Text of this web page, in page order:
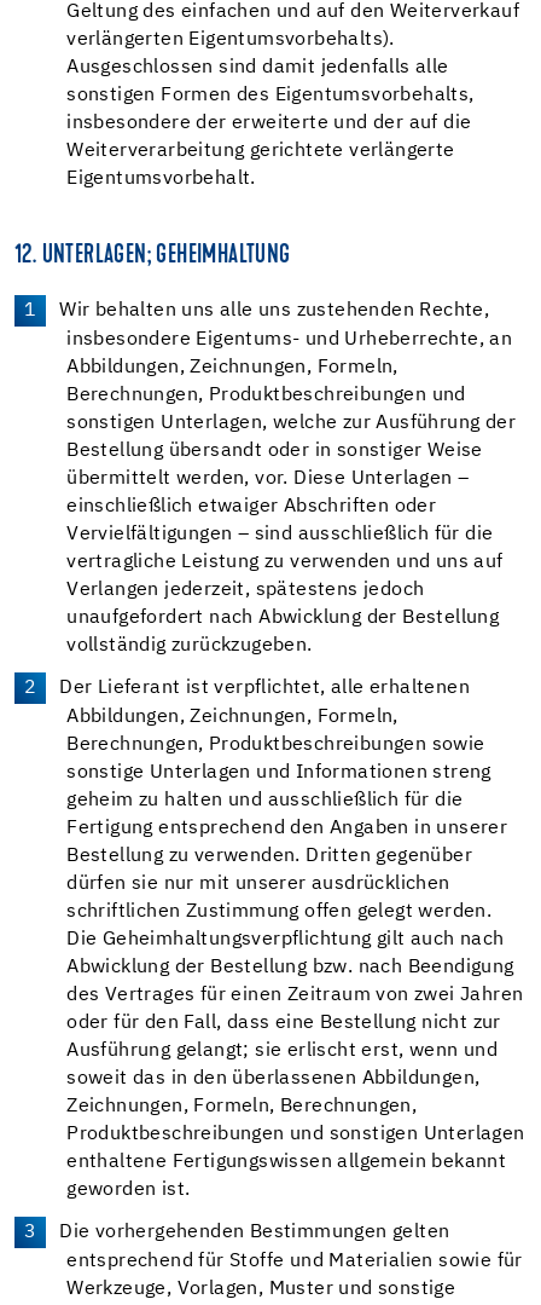
Geltung des einfachen und auf den Weiterverkauf
verlängerten Eigentumsvorbehalts).
Ausgeschlossen sind damit jedenfalls alle
sonstigen Formen des Eigentumsvorbehalts,
insbesondere der erweiterte und der auf die
Weiterverarbeitung gerichtete verlängerte
Eigentumsvorbehalt.
12. UNTERLAGEN; GEHEIMHALTUNG
Wir behalten uns alle uns zustehenden Rechte,
insbesondere Eigentums- und Urheberrechte, an
Abbildungen, Zeichnungen, Formeln,
Berechnungen, Produktbeschreibungen und
sonstigen Unterlagen, welche zur Ausführung der
Bestellung übersandt oder in sonstiger Weise
übermittelt werden, vor. Diese Unterlagen –
einschließlich etwaiger Abschriften oder
Vervielfältigungen – sind ausschließlich für die
vertragliche Leistung zu verwenden und uns auf
Verlangen jederzeit, spätestens jedoch
unaufgefordert nach Abwicklung der Bestellung
vollständig zurückzugeben.
Der Lieferant ist verpflichtet, alle erhaltenen
Abbildungen, Zeichnungen, Formeln,
Berechnungen, Produktbeschreibungen sowie
sonstige Unterlagen und Informationen streng
geheim zu halten und ausschließlich für die
Fertigung entsprechend den Angaben in unserer
Bestellung zu verwenden. Dritten gegenüber
dürfen sie nur mit unserer ausdrücklichen
schriftlichen Zustimmung offen gelegt werden.
Die Geheimhaltungsverpflichtung gilt auch nach
Abwicklung der Bestellung bzw. nach Beendigung
des Vertrages für einen Zeitraum von zwei Jahren
oder für den Fall, dass eine Bestellung nicht zur
Ausführung gelangt; sie erlischt erst, wenn und
soweit das in den überlassenen Abbildungen,
Zeichnungen, Formeln, Berechnungen,
Produktbeschreibungen und sonstigen Unterlagen
enthaltene Fertigungswissen allgemein bekannt
geworden ist.
Die vorhergehenden Bestimmungen gelten
entsprechend für Stoffe und Materialien sowie für
Werkzeuge, Vorlagen, Muster und sonstige